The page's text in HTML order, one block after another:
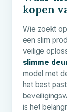
kopen
Wie zoekt op
een slim
veilige
slimme
model met
het best
is het